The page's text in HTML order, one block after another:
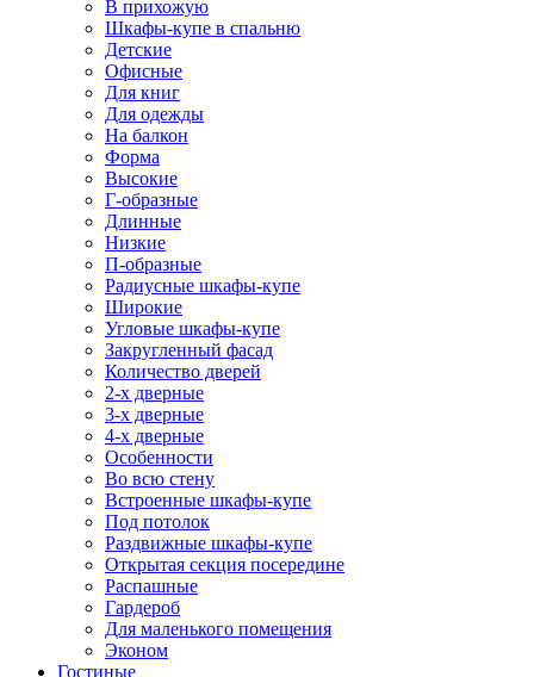
В прихожую
Шкафы-купе в спальню
Детские
Офисные
Для книг
Для одежды
На балкон
Форма
Высокие
Г-образные
Длинные
Низкие
П-образные
Радиусные шкафы-купе
Широкие
Угловые шкафы-купе
Закругленный фасад
Количество дверей
2-х дверные
3-х дверные
4-х дверные
Особенности
Во всю стену
Встроенные шкафы-купе
Под потолок
Раздвижные шкафы-купе
Открытая секция посередине
Распашные
Гардероб
Для маленького помещения
Эконом
Гостиные